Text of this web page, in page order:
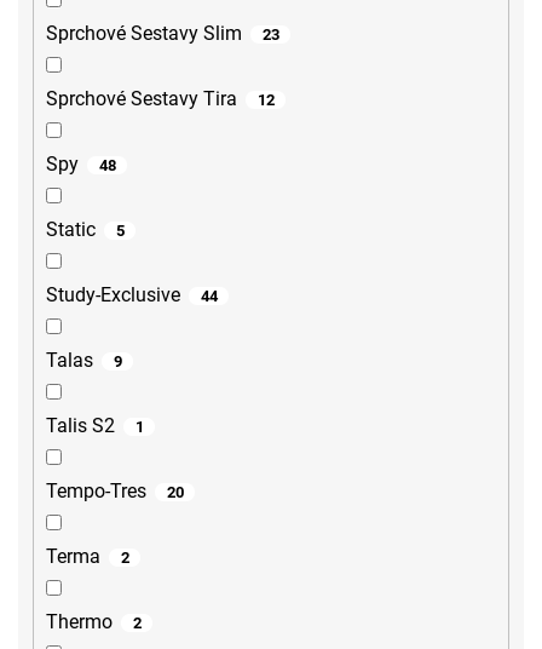
Sprchové Sestavy Slim 23
Sprchové Sestavy Tira 12
Spy 48
Static 5
Study-Exclusive 44
Talas 9
Talis S2 1
Tempo-Tres 20
Terma 2
Thermo 2